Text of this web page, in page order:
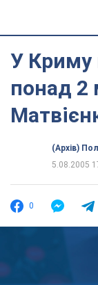
У Криму
понад 2
(Архів)
5.08.2005
0